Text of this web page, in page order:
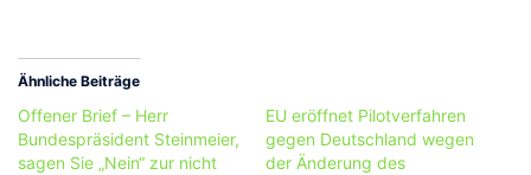
Ähnliche Beiträge
Offener Brief – Herr
Bundespräsident Steinmeier,
sagen Sie „Nein“ zur nicht
EU eröffnet Pilotverfahren
gegen Deutschland wegen
der Änderung des